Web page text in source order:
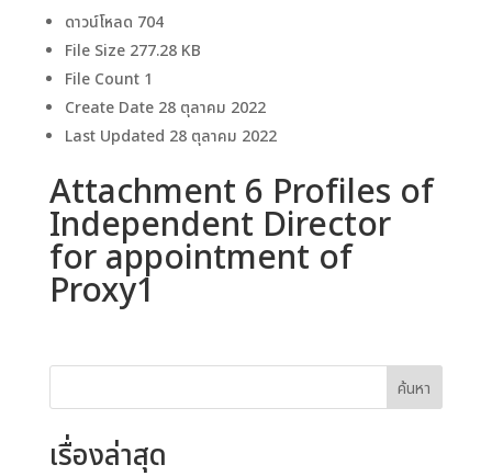
ดาวน์โหลด 704
File Size 277.28 KB
File Count 1
Create Date 28 ตุลาคม 2022
Last Updated 28 ตุลาคม 2022
Attachment 6 Profiles of
Independent Director
for appointment of
Proxy1
ค้นหา
เรื่องล่าสุด